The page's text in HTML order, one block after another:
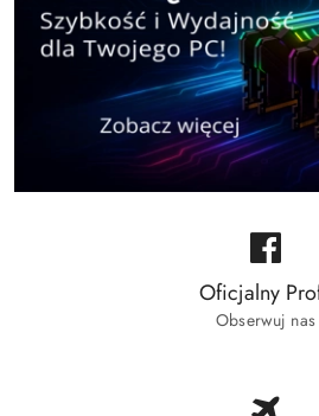
Oficjalny
Obserwuj nas